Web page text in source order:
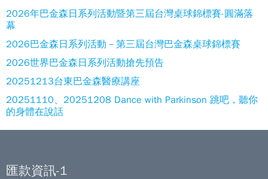
2026年巴金森日系列活動暨第三屆台灣桌球錦標賽-圓滿落
幕
2026巴金森日系列活動－第三屆台灣巴金森桌球錦標賽
2026世界巴金森日系列活動搶先預告
20251213台東巴金森醫療講座
20251110、20251208 Dance with Parkinson 跳吧，聽你
的身體在說話
匯款資訊-1